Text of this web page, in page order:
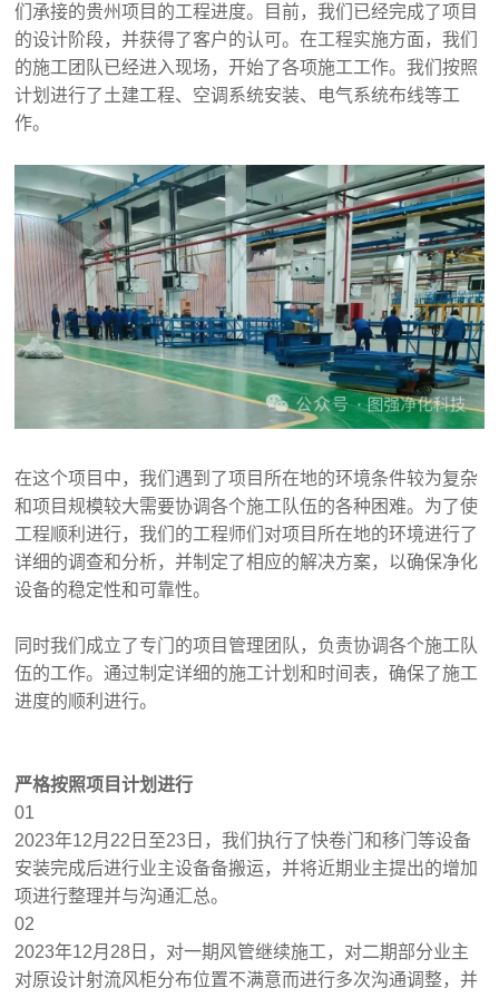
们承接的贵州项目的工程进度。目前，我们已经完成了项目
的设计阶段，并获得了客户的认可。在工程实施方面，我们
的施工团队已经进入现场，开始了各项施工工作。我们按照
计划进行了土建工程、空调系统安装、电气系统布线等工
作。
在这个项目中，我们遇到了项目所在地的环境条件较为复杂
和项目规模较大需要协调各个施工队伍的各种困难。为了使
工程顺利进行，我们的工程师们对项目所在地的环境进行了
详细的调查和分析，并制定了相应的解决方案，以确保净化
设备的稳定性和可靠性。
同时我们成立了专门的项目管理团队，负责协调各个施工队
伍的工作。通过制定详细的施工计划和时间表，确保了施工
进度的顺利进行。
严格按照项目计划进行
01
2023年12月22日至23日，我们执行了快卷门和移门等设备
安装完成后进行业主设备备搬运，并将近期业主提出的增加
项进行整理并与沟通汇总。
02
2023年12月28日，对一期风管继续施工，对二期部分业主
对原设计射流风柜分布位置不满意而进行多次沟通调整，并